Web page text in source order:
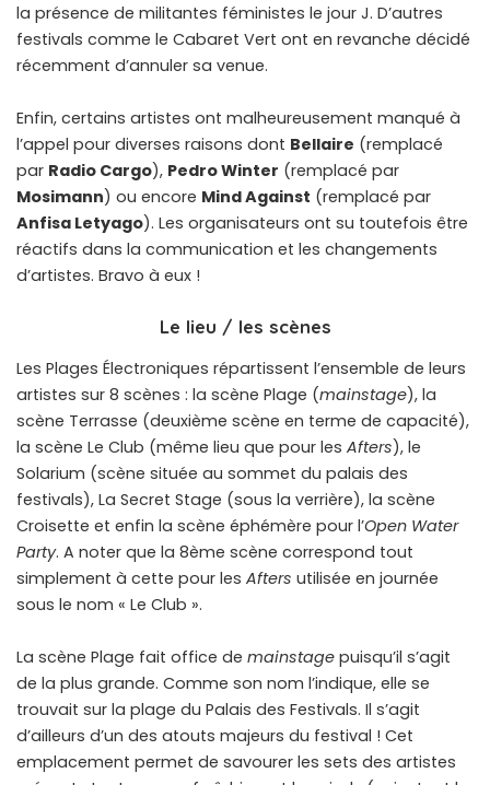
la présence de militantes féministes le jour J. D’autres
festivals comme le Cabaret Vert ont en revanche décidé
récemment d’annuler sa venue.
Enfin, certains artistes ont malheureusement manqué à
l’appel pour diverses raisons dont Bellaire (remplacé
par Radio Cargo), Pedro Winter (remplacé par
Mosimann) ou encore Mind Against (remplacé par
Anfisa Letyago). Les organisateurs ont su toutefois être
réactifs dans la communication et les changements
d’artistes. Bravo à eux !
Le lieu / les scènes
Les Plages Électroniques répartissent l’ensemble de leurs
artistes sur 8 scènes : la scène Plage (mainstage), la
scène Terrasse (deuxième scène en terme de capacité),
la scène Le Club (même lieu que pour les Afters), le
Solarium (scène située au sommet du palais des
festivals), La Secret Stage (sous la verrière), la scène
Croisette et enfin la scène éphémère pour l’Open Water
Party. A noter que la 8ème scène correspond tout
simplement à cette pour les Afters utilisée en journée
sous le nom « Le Club ».
La scène Plage fait office de mainstage puisqu’il s’agit
de la plus grande. Comme son nom l’indique, elle se
trouvait sur la plage du Palais des Festivals. Il s’agit
d’ailleurs d’un des atouts majeurs du festival ! Cet
emplacement permet de savourer les sets des artistes